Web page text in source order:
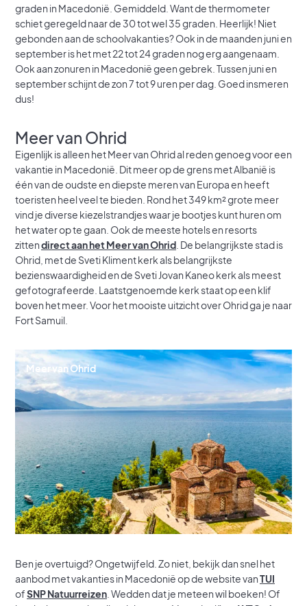
graden in Macedonië. Gemiddeld. Want de thermometer
schiet geregeld naar de 30 tot wel 35 graden. Heerlijk! Niet
gebonden aan de schoolvakanties? Ook in de maanden juni en
september is het met 22 tot 24 graden nog erg aangenaam.
Ook aan zonuren in Macedonië geen gebrek. Tussen juni en
september schijnt de zon 7 tot 9 uren per dag. Goed insmeren
dus!
Meer van Ohrid
Eigenlijk is alleen het Meer van Ohrid al reden genoeg voor een
vakantie in Macedonië. Dit meer op de grens met Albanië is
één van de oudste en diepste meren van Europa en heeft
toeristen heel veel te bieden. Rond het 349 km² grote meer
vind je diverse kiezelstrandjes waar je bootjes kunt huren om
het water op te gaan. Ook de meeste hotels en resorts
zittendirect aan het Meer van Ohrid . De belangrijkste stad is
Ohrid, met de Sveti Kliment kerk als belangrijkste
bezienswaardigheid en de Sveti Jovan Kaneo kerk als meest
gefotografeerde. Laatstgenoemde kerk staat op een klif
boven het meer. Voor het mooiste uitzicht over Ohrid ga je naar
Fort Samuil.
Meer van Ohrid
Ben je overtuigd? Ongetwijfeld. Zo niet, bekijk dan snel het
aanbod met vakanties in Macedonië op de website vanTUI
ofSNP Natuurreizen . Wedden dat je meteen wil boeken! Of